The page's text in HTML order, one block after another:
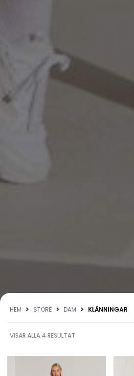
HEM STORE DAM KLÄNNINGAR
VISAR ALLA 4 RESULTAT